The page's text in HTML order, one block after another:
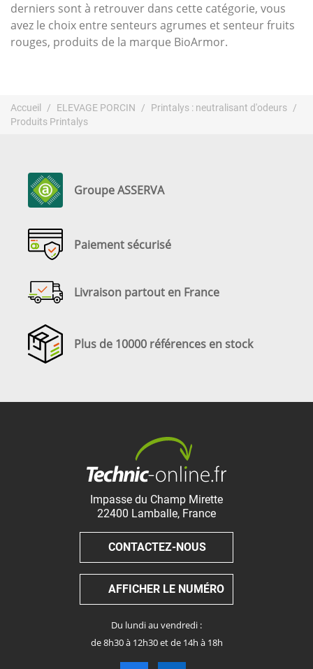
derniers sont à retrouver dans cette catégorie, vous
avez le choix entre senteurs agrumes et senteur fruits
rouges, produits de la marque BioArmor.
Accueil ELEVAGE PORCIN
Printalys : neutralisant d'odeurs
Produits Printalys
Groupe ASSERVA
Paiement sécurisé
Livraison partout en France
Plus de 10000 références en stock
Impasse du Champ Mirette
22400 Lamballe, France
CONTACTEZ-NOUS
AFFICHER LE NUMÉRO
Du lundi au vendredi :
de 8h30 à 12h30 et de 14h à 18h